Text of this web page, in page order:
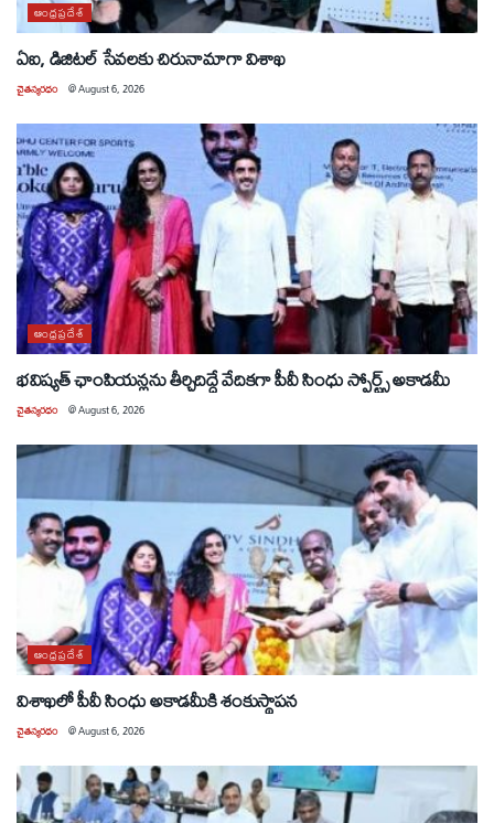
ఆంధ్రప్రదేశ్
ఏఐ, డిజిటల్ సేవలకు చిరునామాగా విశాఖ
చైతన్యరధం @August 6, 2026
ఆంధ్రప్రదేశ్
భవిష్యత్ ఛాంపియన్లను తీర్చిదిద్దే వేదికగా పీవీ సింధు స్పోర్ట్స్ అకాడమీ
చైతన్యరధం @August 6, 2026
ఆంధ్రప్రదేశ్
విశాఖలో పీవీ సింధు అకాడమీకి శంకుస్థాపన
చైతన్యరధం @August 6, 2026